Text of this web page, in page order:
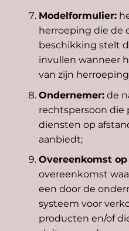
Modelformulier:
herroeping die de
beschikking stelt
invullen wanneer
van zijn
Ondernemer:de
rechtspersoon die
diensten op
aanbiedt;
Overeenkomst
overeenkomst
een door de
systeem voor
producten en/of